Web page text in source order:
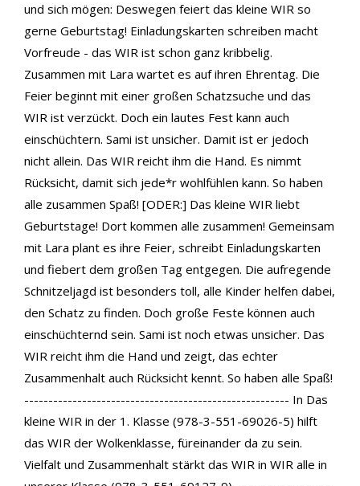
und sich mögen: Deswegen feiert das kleine WIR so
gerne Geburtstag! Einladungskarten schreiben macht
Vorfreude - das WIR ist schon ganz kribbelig.
Zusammen mit Lara wartet es auf ihren Ehrentag. Die
Feier beginnt mit einer großen Schatzsuche und das
WIR ist verzückt. Doch ein lautes Fest kann auch
einschüchtern. Sami ist unsicher. Damit ist er jedoch
nicht allein. Das WIR reicht ihm die Hand. Es nimmt
Rücksicht, damit sich jede*r wohlfühlen kann. So haben
alle zusammen Spaß! [ODER:] Das kleine WIR liebt
Geburtstage! Dort kommen alle zusammen! Gemeinsam
mit Lara plant es ihre Feier, schreibt Einladungskarten
und fiebert dem großen Tag entgegen. Die aufregende
Schnitzeljagd ist besonders toll, alle Kinder helfen dabei,
den Schatz zu finden. Doch große Feste können auch
einschüchternd sein. Sami ist noch etwas unsicher. Das
WIR reicht ihm die Hand und zeigt, das echter
Zusammenhalt auch Rücksicht kennt. So haben alle Spaß!
------------------------------------------------------- In Das
kleine WIR in der 1. Klasse (978-3-551-69026-5) hilft
das WIR der Wolkenklasse, füreinander da zu sein.
Vielfalt und Zusammenhalt stärkt das WIR in WIR alle in